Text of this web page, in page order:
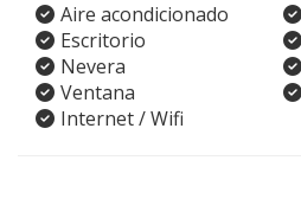
Aire acondicionado
Escritorio
Nevera
Ventana
Internet / Wifi